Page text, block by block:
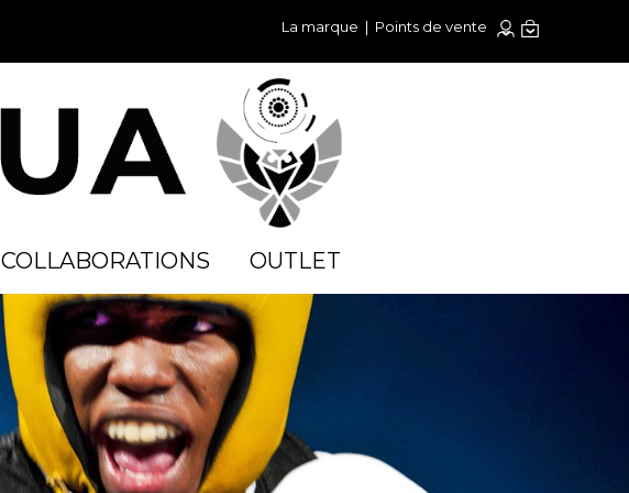
La marque | Points de vente
COLLABORATIONS OUTLET